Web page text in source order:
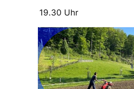
19.30 Uhr